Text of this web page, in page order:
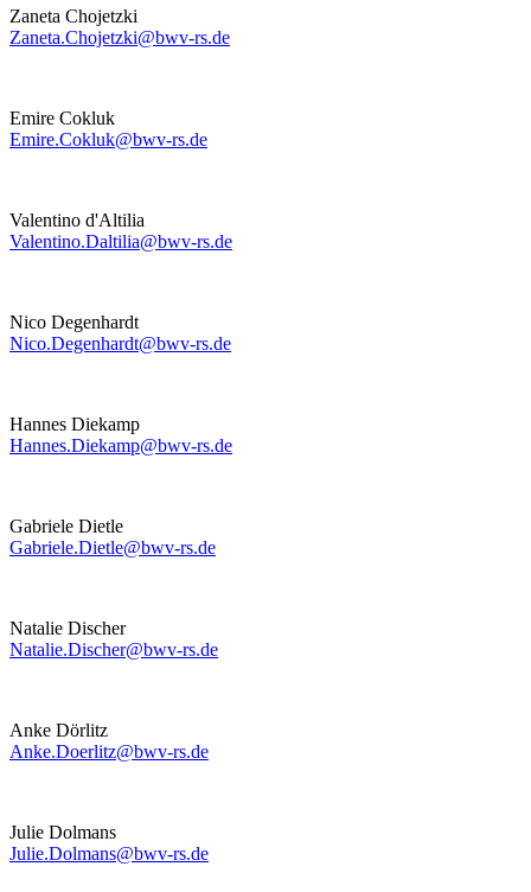
Zaneta Chojetzki
Zaneta.Chojetzki@bwv-rs.de
Emire Cokluk
Emire.Cokluk@bwv-rs.de
Valentino d'Altilia
Valentino.Daltilia@bwv-rs.de
Nico Degenhardt
Nico.Degenhardt@bwv-rs.de
Hannes Diekamp
Hannes.Diekamp@bwv-rs.de
Gabriele Dietle
Gabriele.Dietle@bwv-rs.de
Natalie Discher
Natalie.Discher@bwv-rs.de
Anke Dörlitz
Anke.Doerlitz@bwv-rs.de
Julie Dolmans
Julie.Dolmans@bwv-rs.de